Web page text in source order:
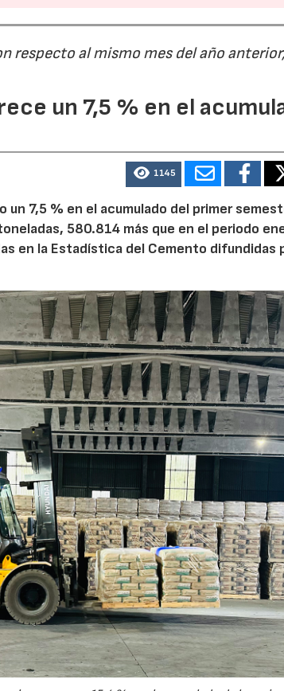
respecto al mismo mes del año
un 7,5 % en el
1145
7,5 % en el acumulado del primer
580.814 más que en el periodo
en la Estadística del Cemento difundidas